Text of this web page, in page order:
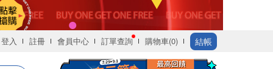
登入 註冊 會員中心 訂單查詢 購物車(0) 結帳